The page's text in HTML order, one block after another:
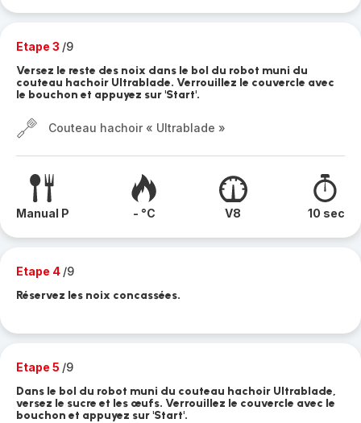
Etape 3 /9
Versez le reste des noix dans le bol du robot muni du
couteau hachoir Ultrablade. Verrouillez le couvercle avec
le bouchon et appuyez sur 'Start'.
Couteau hachoir « Ultrablade »
Manual P - °C V8 10 sec
Etape 4 /9
Réservez les noix concassées.
Etape 5 /9
Dans le bol du robot muni du couteau hachoir Ultrablade,
versez le sucre et les œufs. Verrouillez le couvercle avec le
bouchon et appuyez sur 'Start'.